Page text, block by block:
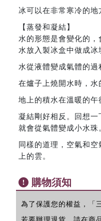
冰可以在非常寒冷的
【蒸發和凝結】
水的形態是會變化的
水放入製冰盒中做成冰
水從液體變成氣體的過
在爐子上燒開水時，水
地上的積水在溫暖的
凝結剛好相反。回想
就會從氣體變成小水珠。
同樣的道理，空氣和
上的雲。
購物須知
為了保護您的權益，「
若要辦理退貨，請在商